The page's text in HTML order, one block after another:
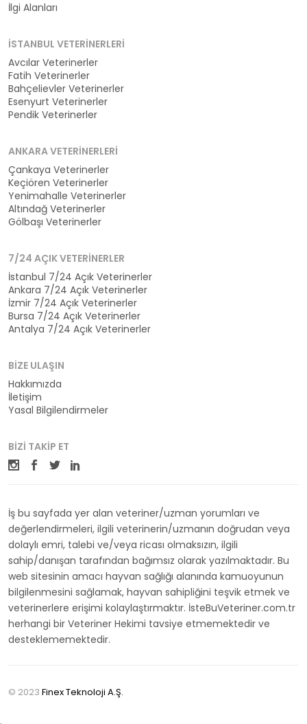
İlgi Alanları
İSTANBUL VETERINERLERI
Avcılar Veterinerler
Fatih Veterinerler
Bahçelievler Veterinerler
Esenyurt Veterinerler
Pendik Veterinerler
ANKARA VETERINERLERI
Çankaya Veterinerler
Keçiören Veterinerler
Yenimahalle Veterinerler
Altındağ Veterinerler
Gölbaşı Veterinerler
7/24 AÇIK VETERINERLER
İstanbul 7/24 Açık Veterinerler
Ankara 7/24 Açık Veterinerler
İzmir 7/24 Açık Veterinerler
Bursa 7/24 Açık Veterinerler
Antalya 7/24 Açık Veterinerler
BIZE ULAŞIN
Hakkımızda
İletişim
Yasal Bilgilendirmeler
BIZI TAKIP ET
İş bu sayfada yer alan veteriner/uzman yorumları ve
değerlendirmeleri, ilgili veterinerin/uzmanın doğrudan veya
dolaylı emri, talebi ve/veya ricası olmaksızın, ilgili
sahip/danışan tarafından bağımsız olarak yazılmaktadır. Bu
web sitesinin amacı hayvan sağlığı alanında kamuoyunun
bilgilenmesini sağlamak, hayvan sahipliğini teşvik etmek ve
veterinerlere erişimi kolaylaştırmaktır. İsteBuVeteriner.com.tr
herhangi bir Veteriner Hekimi tavsiye etmemektedir ve
desteklememektedir.
© 2023 Finex Teknoloji A.Ş.